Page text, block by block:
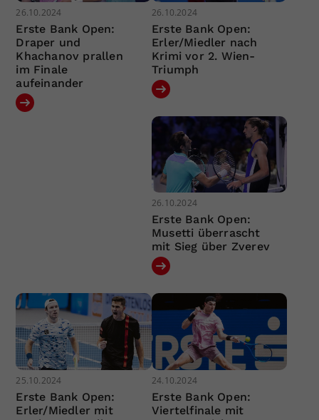
26.10.2024
Erste Bank Open:
Draper und
Khachanov prallen
im Finale
aufeinander
26.10.2024
Erste Bank Open:
Erler/Miedler nach
Krimi vor 2. Wien-
Triumph
26.10.2024
Erste Bank Open:
Musetti überrascht
mit Sieg über Zverev
25.10.2024
Erste Bank Open:
Erler/Miedler mit
24.10.2024
Erste Bank Open:
Viertelfinale mit